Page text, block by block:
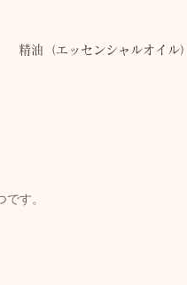
精油（エッセンシャルオイル）
す。